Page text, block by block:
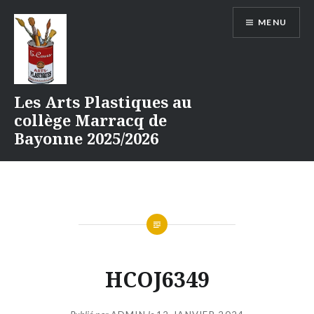
contenu
Les Arts Plastiques au
collège Marracq de
Bayonne 2025/2026
MENU
HCOJ6349